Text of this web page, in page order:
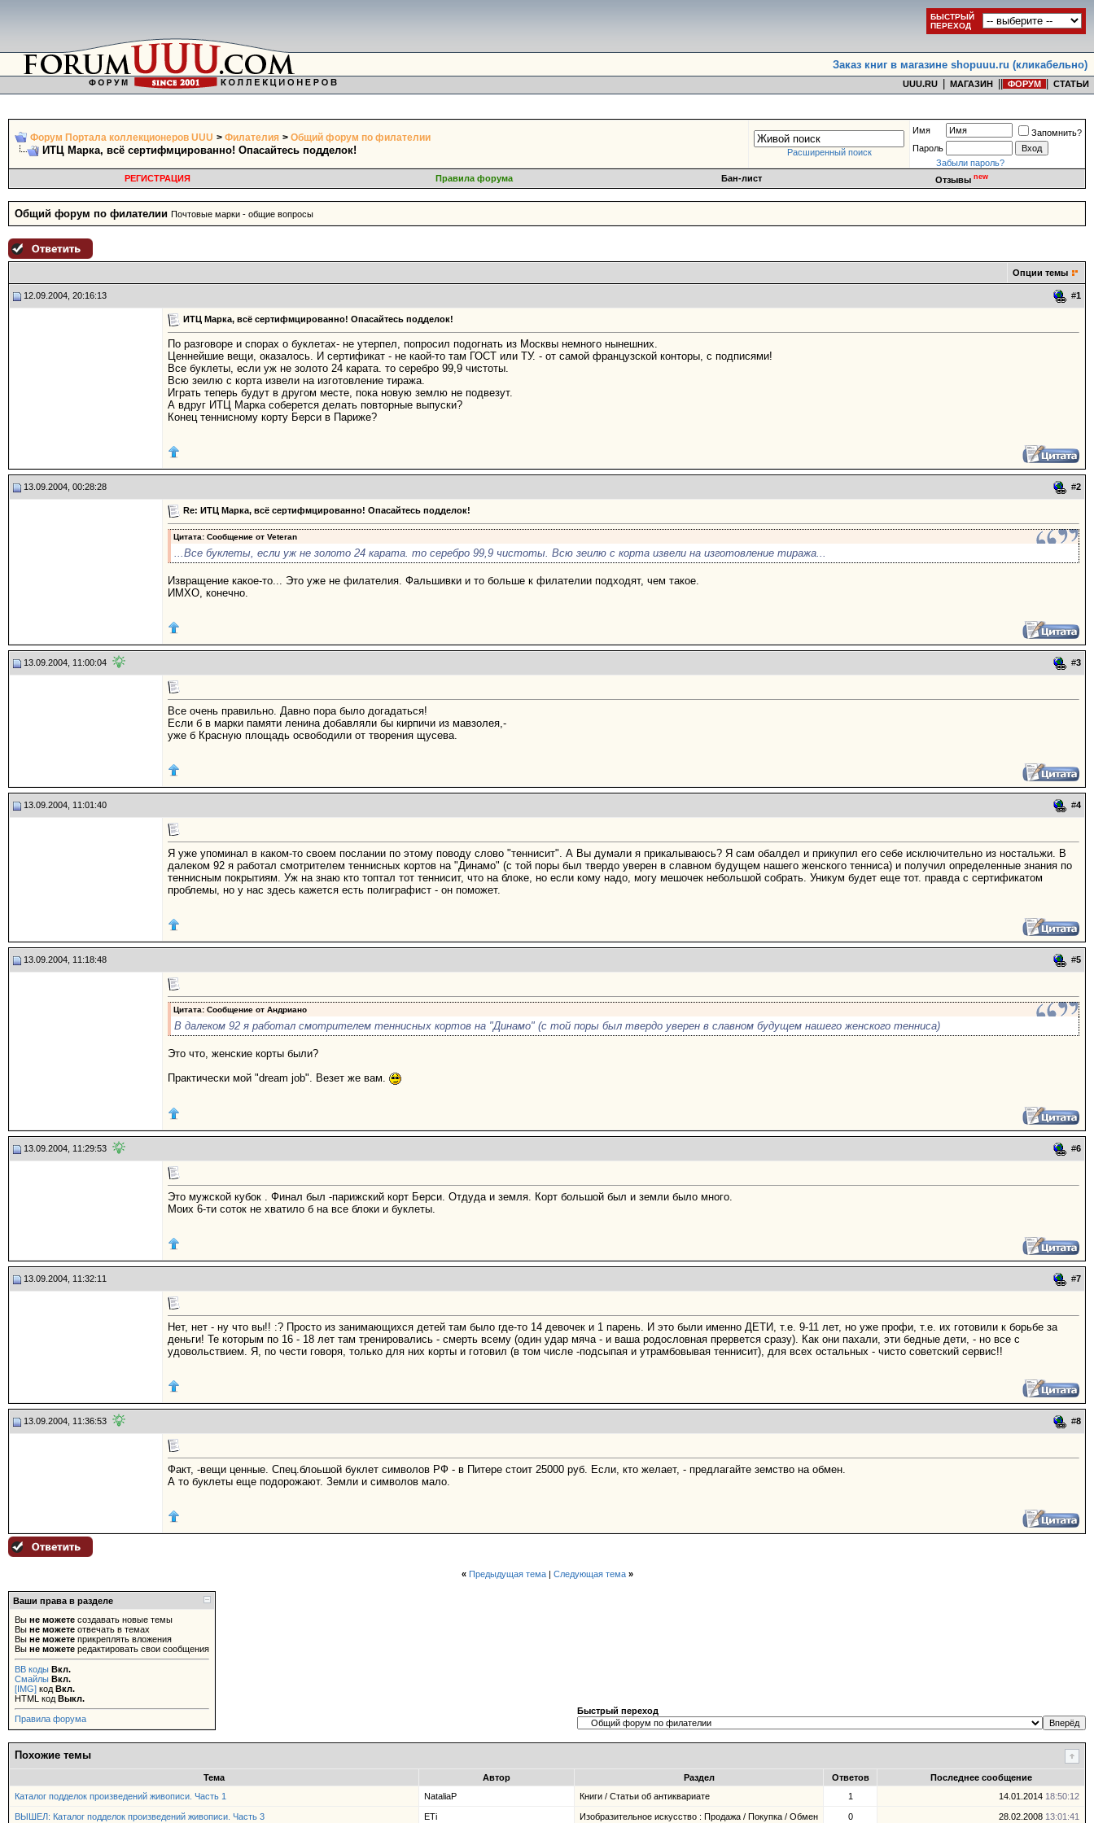
БЫСТРЫЙ
ПЕРЕХОД
Заказ книг в магазине shopuuu.ru (кликабельно)
UUU.RU МАГАЗИН ФОРУМ СТАТЬИ
Форум Портала коллекционеров UUU > Филателия > Общий форум по филателии
ИТЦ Марка, всё сертифмцированно! Опасайтесь подделок! Расширенный поиск
Имя
Запомнить?
Пароль
Забыли пароль?
РЕГИСТРАЦИЯ
Правила форума Бан-лист Отзывы new
Общий форум по филателии Почтовые марки - общие вопросы
Опции темы
12.09.2004, 20:16:13 #1
ИТЦ Марка, всё сертифмцированно! Опасайтесь подделок!
По разговоре и спорах о буклетах- не утерпел, попросил подогнать из Москвы немного нынешних.
Ценнейшие вещи, оказалось. И сертификат - не каой-то там ГОСТ или ТУ. - от самой французской конторы, с подписями!
Все буклеты, если уж не золото 24 карата. то серебро 99,9 чистоты.
Всю зеилю с корта извели на изготовление тиража.
Играть теперь будут в другом месте, пока новую землю не подвезут.
А вдруг ИТЦ Марка соберется делать повторные выпуски?
Конец теннисному корту Берси в Париже?
13.09.2004, 00:28:28 #2
Re: ИТЦ Марка, всё сертифмцированно! Опасайтесь подделок!
Цитата: Сообщение от Veteran
...Все буклеты, если уж не золото 24 карата. то серебро 99,9 чистоты. Всю зеилю с корта извели на изготовление тиража...
Извращение какое-то... Это уже не филателия. Фальшивки и то больше к филателии подходят, чем такое.
ИМХО, конечно.
13.09.2004, 11:00:04 #3
Все очень правильно. Давно пора было догадаться!
Если б в марки памяти ленина добавляли бы кирпичи из мавзолея,-
уже б Красную площадь освободили от творения щусева.
13.09.2004, 11:01:40 #4
Я уже упоминал в каком-то своем послании по этому поводу слово "теннисит". А Вы думали я прикалываюсь? Я сам обалдел и прикупил его себе исключительно из ностальжи. В
далеком 92 я работал смотрителем теннисных кортов на "Динамо" (с той поры был твердо уверен в славном будущем нашего женского тенниса) и получил определенные знания по
теннисным покрытиям. Уж на знаю кто топтал тот теннисит, что на блоке, но если кому надо, могу мешочек небольшой собрать. Уникум будет еще тот. правда с сертификатом
проблемы, но у нас здесь кажется есть полиграфист - он поможет.
13.09.2004, 11:18:48 #5
Цитата: Сообщение от Андриано
В далеком 92 я работал смотрителем теннисных кортов на "Динамо" (с той поры был твердо уверен в славном будущем нашего женского тенниса)
Это что, женские корты были?
Практически мой "dream job". Везет же вам.
13.09.2004, 11:29:53 #6
Это мужской кубок . Финал был -парижский корт Берси. Отдуда и земля. Корт большой был и земли было много.
Моих 6-ти соток не хватило б на все блоки и буклеты.
13.09.2004, 11:32:11 #7
Нет, нет - ну что вы!! :? Просто из занимающихся детей там было где-то 14 девочек и 1 парень. И это были именно ДЕТИ, т.е. 9-11 лет, но уже профи, т.е. их готовили к борьбе за
деньги! Те которым по 16 - 18 лет там тренировались - смерть всему (один удар мяча - и ваша родословная прервется сразу). Как они пахали, эти бедные дети, - но все с
удовольствием. Я, по чести говоря, только для них корты и готовил (в том числе -подсыпая и утрамбовывая теннисит), для всех остальных - чисто советский сервис!!
13.09.2004, 11:36:53 #8
Факт, -вещи ценные. Спец.блоьшой буклет символов РФ - в Питере стоит 25000 руб. Если, кто желает, - предлагайте земство на обмен.
А то буклеты еще подорожают. Земли и символов мало.
« Предыдущая тема| Следующая тема »
Ваши права в разделе
Вы не можете создавать новые темы
Вы не можете отвечать в темах
Вы не можете прикреплять вложения
Вы не можете редактировать свои сообщения
BB коды Вкл.
Смайлы Вкл.
[IMG] код Вкл.
HTML код Выкл.
Правила форума
Быстрый переход
Похожие темы
Тема Автор Раздел Ответов
Последнее сообщение
Каталог подделок произведений живописи. Часть 1
NataliaP Книги / Статьи об антиквариате 1 14.01.2014 18:50:12
ВЫШЕЛ: Каталог подделок произведений живописи. Часть 3 ETi Изобразительное искусство : Продажа / Покупка / Обмен 0 28.02.2008 13:01:41